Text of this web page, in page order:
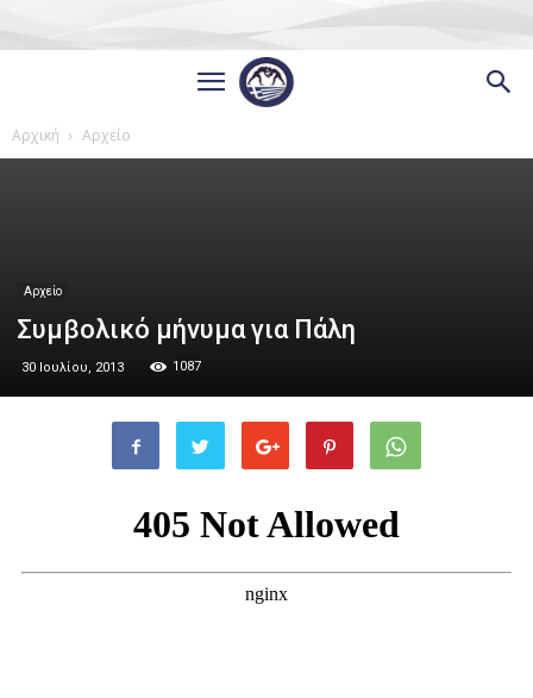
Αρχική Αρχείο
Αρχείο
Συμβολικό μήνυμα για Πάλη
30 Ιουλίου, 2013 1087